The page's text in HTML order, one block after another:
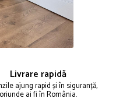
Livrare rapidă
ajung rapid și în siguranță,
oriunde ai fi în România.